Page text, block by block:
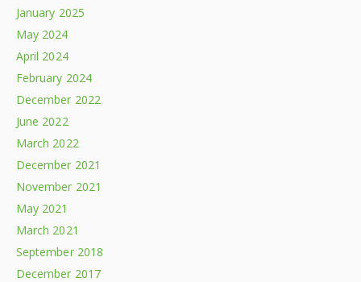
January 2025
May 2024
April 2024
February 2024
December 2022
June 2022
March 2022
December 2021
November 2021
May 2021
March 2021
September 2018
December 2017